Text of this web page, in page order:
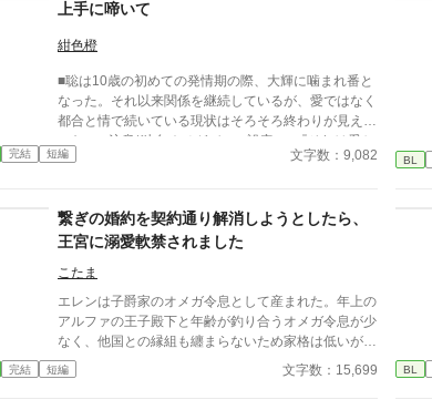
上手に啼いて
紺色橙
■聡は10歳の初めての発情期の際、大輝に噛まれ番と
なった。それ以来関係を継続しているが、愛ではなく
都合と情で続いている現状はそろそろ終わりが見えて
いた。 ■注意*独自オメガバース設定。■『それは愛か
本能か』と同じ世界設定です。関係は一切なし。
完結 短編 文字数：9,082 BL
繋ぎの婚約を契約通り解消しようとしたら、
王宮に溺愛軟禁されました
こたま
エレンは子爵家のオメガ令息として産まれた。年上の
アルファの王子殿下と年齢が釣り合うオメガ令息が少
なく、他国との縁組も纏まらないため家格は低いが繋
ぎとして一応婚約をしている。王子のことは兄のよう
に慕っており、初恋の人ではあるけれど、契約終了時
完結 短編 文字数：15,699 BL